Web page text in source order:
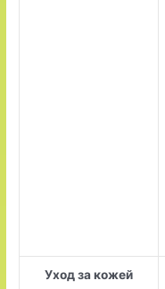
Уход за кожей